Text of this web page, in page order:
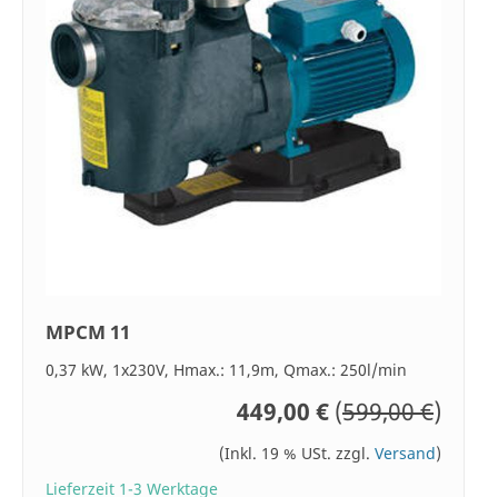
MPCM 11
0,37 kW, 1x230V, Hmax.: 11,9m, Qmax.: 250l/min
449,00 € (599,00 €)
(Inkl. 19 % USt. zzgl. Versand)
Lieferzeit 1-3 Werktage